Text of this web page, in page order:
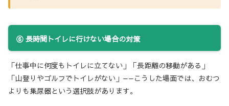
⑥ 長時間トイレに行けない場合の対策
「仕事中に何度もトイレに立てない」「長距離の移動がある」
「山登りやゴルフでトイレがない」——こうした場面では、おむつ
よりも集尿器という選択肢があります。